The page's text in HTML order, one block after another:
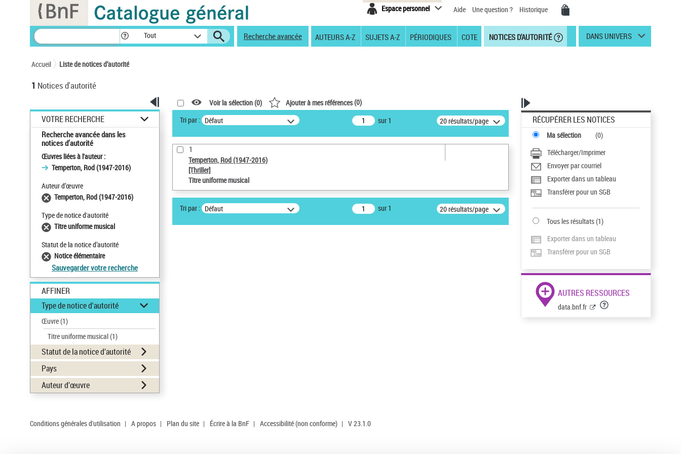
Espace personnel Aide Une question ? Historique
Tout Recherche avancée AUTEURS A-Z SUJETS A-Z PÉRIODIQUES COTE NOTICES D'AUTORITÉ DANS UNIVERS
Accueil Liste de notices d’autorité
1 Notices d'autorité
VOTRE RECHERCHE
Recherche avancée dans les
notices d’autorité
Œuvres liées à l'auteur :
Temperton, Rod (1947-2016)
Auteur d’œuvre
Temperton, Rod (1947-2016)
Type de notice d'autorité
Titre uniforme musical
Statut de la notice d’autorité
Notice élémentaire
Sauvegarder votre recherche
AFFINER
Type de notice d'autorité
Œuvre(1)
Titre uniforme musical(1)
Statut de la notice d’autorité
Pays
Auteur d’œuvre
Voir la sélection (0) Ajouter à mes références(0)
Tri par : Défaut sur 1 20 résultats/page
1
Temperton, Rod (1947-2016)
[Thriller]
Titre uniforme musical
Tri par : Défaut sur 1 20 résultats/page
RÉCUPÉRER LES NOTICES
Ma sélection (0)
Télécharger/Imprimer
Envoyer par courriel
Exporter dans un tableau
Transférer pour un SGB
Tous les résultats(1)
Exporter dans un tableau
Transférer pour un SGB
AUTRES RESSOURCES
data.bnf.fr
Conditions générales d'utilisation | A propos | Plan du site | Écrire à la BnF | Accessibilité (non conforme) | V 23.1.0
Panneau de gestion des cookies